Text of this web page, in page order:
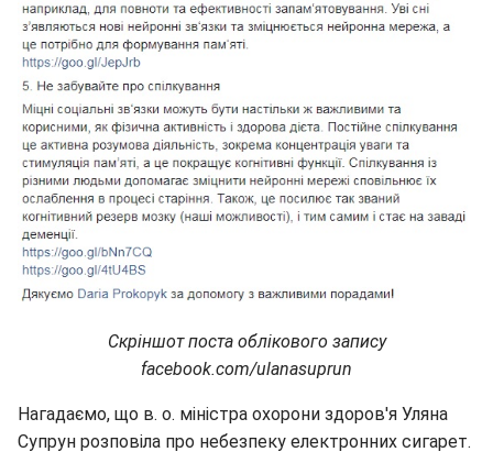
Скріншот поста облікового запису
facebook.com/ulanasuprun
Нагадаємо, що в. о. міністра охорони здоров'я Уляна
Супрун розповіла про небезпеку електронних сигарет.